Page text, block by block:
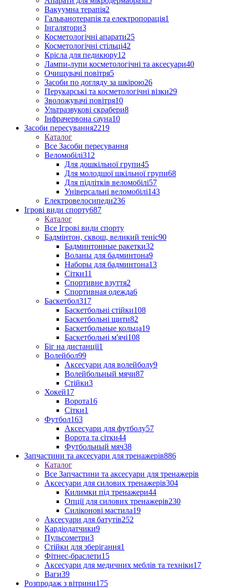
Вакуумна терапія2
Гальванотерапія та електропорація1
Інгалятори3
Косметологічні апарати25
Косметологічні стільці42
Крісла для педикюру12
Лампи-лупи косметологічні та аксесуари40
Очищувачі повітря5
Засоби по догляду за шкірою26
Перукарські та косметологічні візки29
Зволожувачі повітря10
Ультразвукові скрабери8
Інфрачервона сауна10
Засоби пересування2219
Каталог
Все Засоби пересування
Веломобілі312
Для дошкільної групи45
Для молодшої шкільної групи68
Для підлітків веломобілі57
Універсальні веломобілі143
Електровелосипеди236
Ігрові види спорту687
Каталог
Все Ігрові види спорту
Бадмінтон, сквош, великий теніс90
Бадминтонные ракетки32
Воланы для бадминтона9
Наборы для бадминтона13
Сітки11
Спортивне взуття2
Спортивная одежда6
Баскетбол317
Баскетбольні стійки108
Баскетбольні щити82
Баскетбольные кольца19
Баскетбольні м'ячі108
Біг на дистанції1
Волейбол99
Аксесуари для волейболу9
Волейбольный мячи87
Стійки3
Хокей17
Ворота16
Сітки1
Футбол163
Аксесуари для футболу57
Ворота та сітки44
Футбольный мяч38
Запчастини та аксесуари для тренажерів886
Каталог
Все Запчастини та аксесуари для тренажерів
Аксесуари для силових тренажерів304
Килимки під тренажери44
Опції для силових тренажерів230
Силіконові мастила19
Аксесуари для батутів252
Кардіодатчики9
Пульсометри3
Стійки для зберігання1
Фітнес-браслети15
Аксесуари для медичних меблів та техніки17
Ваги39
Розпродаж з вітрини175